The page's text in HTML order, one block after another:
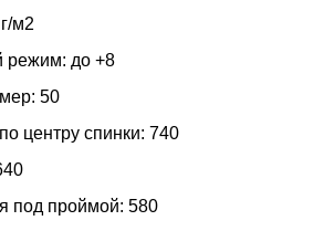
м2
режим: до +8
50
центру спинки: 740
под проймой: 580